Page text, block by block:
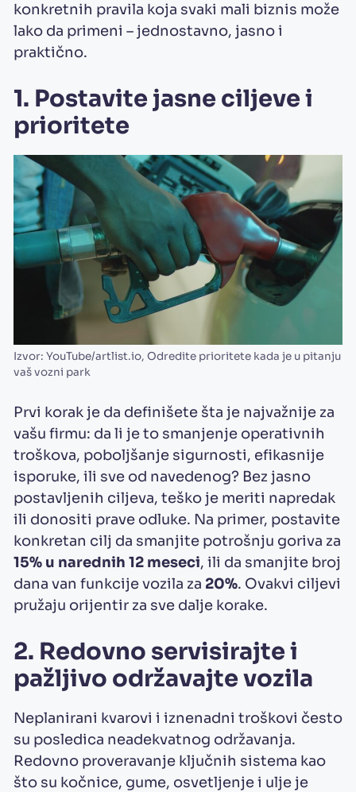
konkretnih pravila koja svaki mali biznis može
lako da primeni – jednostavno, jasno i
praktično.
1. Postavite jasne ciljeve i
prioritete
Izvor: YouTube/artlist.io, Odredite prioritete kada je u pitanju
vaš vozni park
Prvi korak je da definišete šta je najvažnije za
vašu firmu: da li je to smanjenje operativnih
troškova, poboljšanje sigurnosti, efikasnije
isporuke, ili sve od navedenog? Bez jasno
postavljenih ciljeva, teško je meriti napredak
ili donositi prave odluke. Na primer, postavite
konkretan cilj da smanjite potrošnju goriva za
15% u narednih 12 meseci, ili da smanjite broj
dana van funkcije vozila za 20%. Ovakvi ciljevi
pružaju orijentir za sve dalje korake.
2. Redovno servisirajte i
pažljivo održavajte vozila
Neplanirani kvarovi i iznenadni troškovi često
su posledica neadekvatnog održavanja.
Redovno proveravanje ključnih sistema kao
što su kočnice, gume, osvetljenje i ulje je